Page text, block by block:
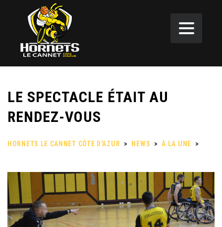
LE SPECTACLE ÉTAIT AU
RENDEZ-VOUS
HORNETS LE CANNET CÔTE D'AZUR > NEWS > À LA UNE >